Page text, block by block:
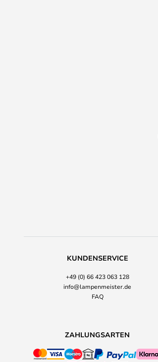
KUNDENSERVICE
+49 (0) 66 423 063 128
info@lampenmeister.de
FAQ
ZAHLUNGSARTEN